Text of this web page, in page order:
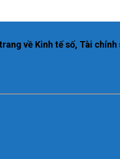
về Kinh tế số, Tài chính